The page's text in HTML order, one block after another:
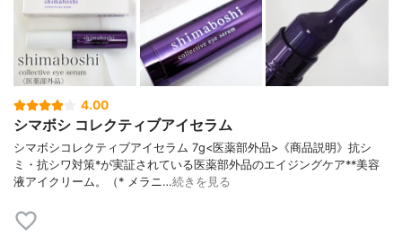
4.00
シマボシ コレクティブアイセラム
シマボシコレクティブアイセラム 7g<医薬部外品>《商品説明》抗シ
ミ・抗シワ対策*が実証されている医薬部外品のエイジングケア**美容
液アイクリーム。（* メラニ…続きを見る